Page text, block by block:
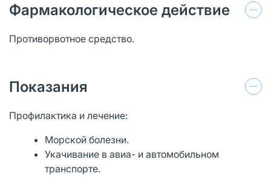
Фармакологическое действие
Противорвотное средство.
Показания
Профилактика и лечение:
Морской болезни.
Укачивание в авиа- и автомобильном
транспорте.